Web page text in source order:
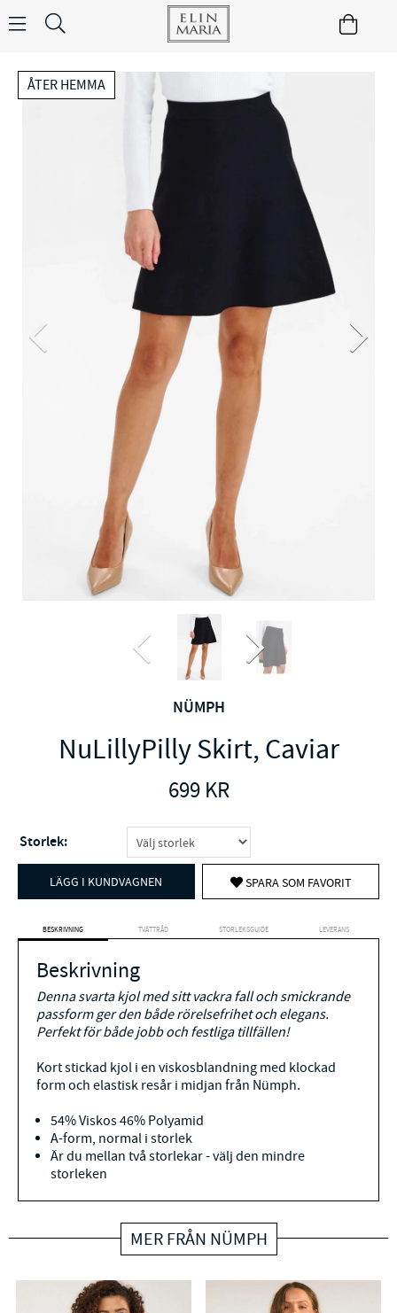
ÅTER HEMMA
NÜMPH
NuLillyPilly Skirt, Caviar
699KR
Storlek:
LÄGG I KUNDVAGNEN SPARA SOM FAVORIT
BESKRIVNING TVÄTTRÅD STORLEKSGUIDE LEVERANS
Beskrivning
Denna svarta kjol med sitt vackra fall och smickrande
passform ger den både rörelsefrihet och elegans.
Perfekt för både jobb och festliga tillfällen!
Kort stickad kjol i en viskosblandning med klockad
form och elastisk resår i midjan från Nümph.
54% Viskos 46% Polyamid
A-form, normal i storlek
Är du mellan två storlekar - välj den mindre
storleken
MER FRÅN NÜMPH